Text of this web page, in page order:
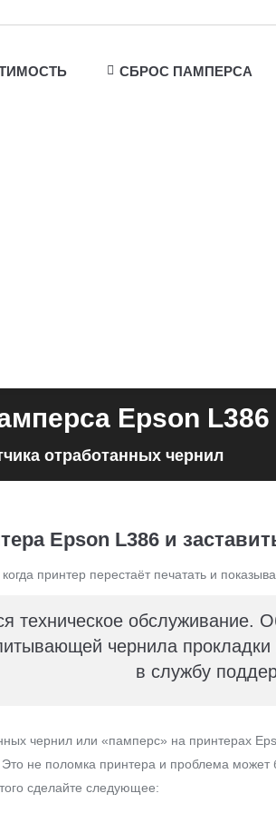
СБРОС ПАМПЕРСА
Epson L386
отработанных чернил
Epson L386 и
принтер перестаёт печатать и
техническое обслуживание.
чернила прокладки
в службу
чернил или «памперс» на принтерах
Это не поломка принтера и проблема
сделайте следующее: